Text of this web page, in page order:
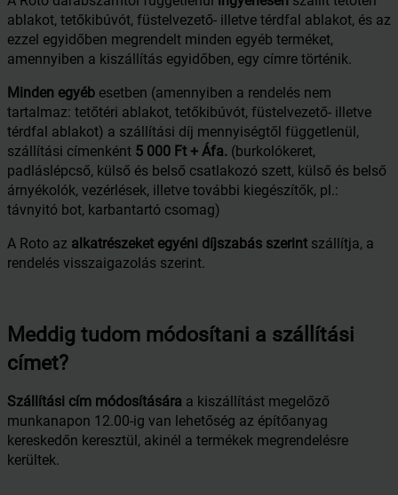
ablakot, tetőkibúvót, füstelvezető- illetve térdfal ablakot, és az
ezzel egyidőben megrendelt minden egyéb terméket,
amennyiben a kiszállítás egyidőben, egy címre történik.
Minden egyéb esetben (amennyiben a rendelés nem
tartalmaz: tetőtéri ablakot, tetőkibúvót, füstelvezető- illetve
térdfal ablakot) a szállítási díj mennyiségtől függetlenül,
szállítási címenként 5 000 Ft + Áfa. (burkolókeret,
padláslépcső, külső és belső csatlakozó szett, külső és belső
árnyékolók, vezérlések, illetve további kiegészítők, pl.:
távnyitó bot, karbantartó csomag)
A Roto az alkatrészeket egyéni díjszabás szerint szállítja, a
rendelés visszaigazolás szerint.
Meddig tudom módosítani a szállítási
címet?
Szállítási cím módosítására a kiszállítást megelőző
munkanapon 12.00-ig van lehetőség az építőanyag
kereskedőn keresztül, akinél a termékek megrendelésre
kerültek.